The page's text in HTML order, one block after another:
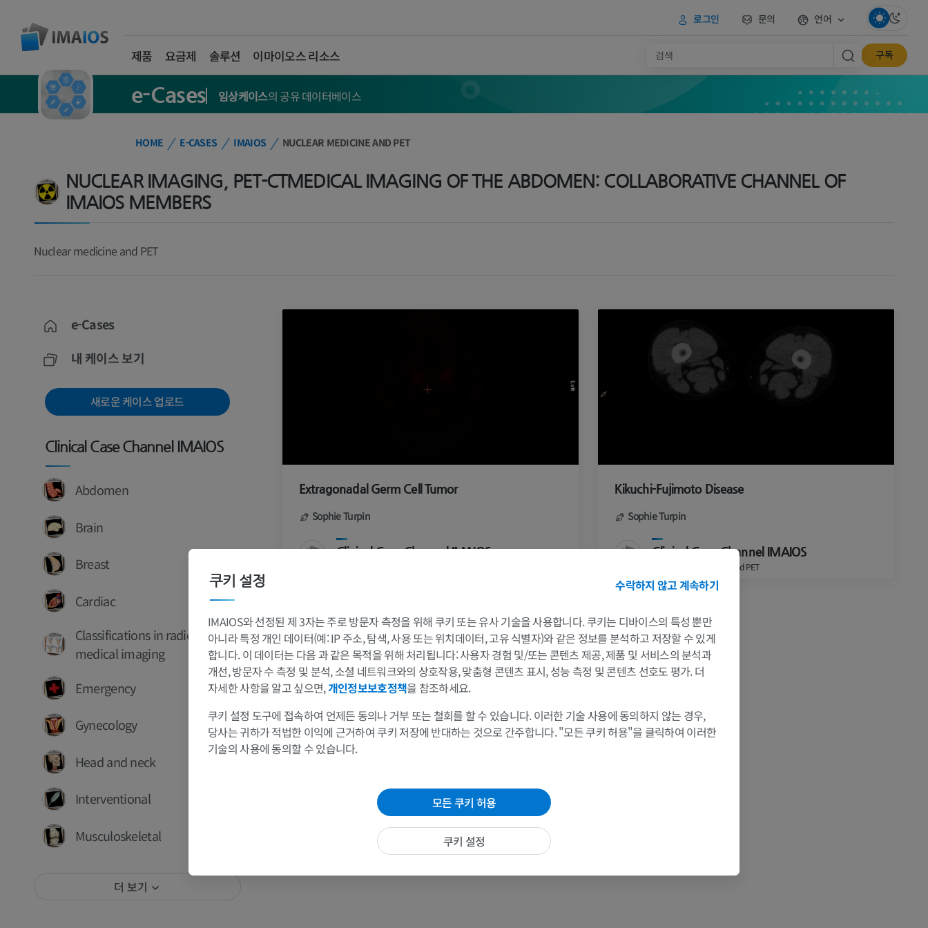
로그인 문의 언어
제품 요금제 솔루션 이마이오스 리소스 구독
e-Cases 임상케이스의 공유 데이터베이스
HOME E-CASES IMAIOS NUCLEAR MEDICINE AND PET
NUCLEAR IMAGING, PET-CTMEDICAL IMAGING OF THE ABDOMEN: COLLABORATIVE CHANNEL OF
IMAIOS MEMBERS
Nuclear medicine and PET
e-Cases
내 케이스 보기
새로운 케이스 업로드
Clinical Case Channel IMAIOS
Abdomen
Brain
Breast
Cardiac
Classifications in radiology &
medical imaging
Emergency
Gynecology
Head and neck
Interventional
Musculoskeletal
더 보기
Extragonadal Germ Cell Tumor
Sophie Turpin
Clinical Case Channel IMAIOS
Kikuchi-Fujimoto Disease
Sophie Turpin
Clinical Case Channel IMAIOS
앨범: Nuclear medicine and PET
쿠키 설정 수락하지 않고 계속하기
IMAIOS와 선정된 제 3자는 주로 방문자 측정을 위해 쿠키 또는 유사 기술을 사용합니다. 쿠키는 디바이스의 특성 뿐만
아니라 특정 개인 데이터(예: IP 주소, 탐색, 사용 또는 위치데이터, 고유 식별자)와 같은 정보를 분석하고 저장할 수 있게
합니다. 이 데이터는 다음 과 같은 목적을 위해 처리됩니다: 사용자 경험 및/또는 콘텐츠 제공, 제품 및 서비스의 분석과
개선, 방문자 수 측정 및 분석, 소셜 네트워크와의 상호작용, 맞춤형 콘텐츠 표시, 성능 측정 및 콘텐츠 선호도 평가. 더
자세한 사항을 알고 싶으면,개인정보보호정책을 참조하세요.
쿠키 설정 도구에 접속하여 언제든 동의나 거부 또는 철회를 할 수 있습니다. 이러한 기술 사용에 동의하지 않는 경우,
당사는 귀하가 적법한 이익에 근거하여 쿠키 저장에 반대하는 것으로 간주합니다. "모든 쿠키 허용"을 클릭하여 이러한
기술의 사용에 동의할 수 있습니다.
모든 쿠키 허용
쿠키 설정